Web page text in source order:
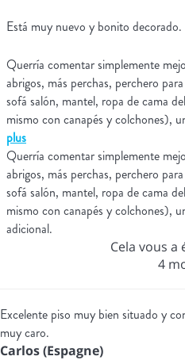
Está muy nuevo y bonito decorado.
Querría comentar simplemente
abrigos, más perchas, perchero
sofá salón, mantel, ropa de cama
mismo con canapés y colchones),
plus
Querría comentar simplemente
abrigos, más perchas, perchero
sofá salón, mantel, ropa de cama
mismo con canapés y colchones),
adicional.
Cela vous a
4
Excelente piso muy bien situado y
muy caro.
Carlos (Espagne)